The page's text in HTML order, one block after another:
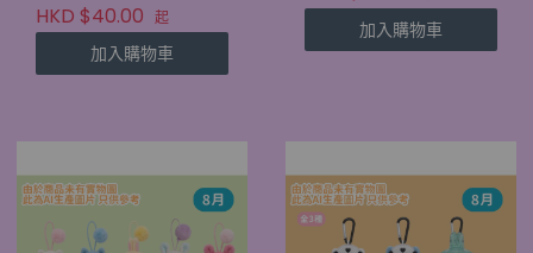
HKD $40.00 起
加入購物車
加入購物車